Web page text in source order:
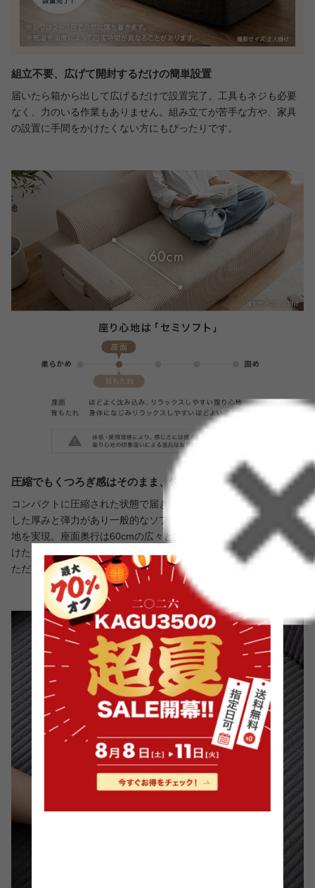
組立不要、広げて開封するだけの簡単設置
届いたら箱から出して広げるだけで設置完了。工具もネジも必要
なく、力のいる作業もありません。組み立てが苦手な方や、家具
の設置に手間をかけたくない方にもぴったりです。
圧縮でもくつろぎ感はそのまま、快適な座り心地
コンパクトに圧縮された状態で届きつつも、復元後はしっかりと
した厚みと弾力があり一般的なソファと変わらない快適な座り心
地を実現。座面奥行は60cmの広々としたサイズ感で、深く腰を掛
けたりあぐらをかいても窮屈感が無く、ゆったりとくつろいでい
ただけます。